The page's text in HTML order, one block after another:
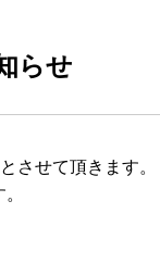
らせ
させて頂きます。